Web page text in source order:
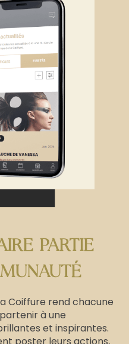
PARTIE
Coiffure rend chacune
à une
et inspirantes.